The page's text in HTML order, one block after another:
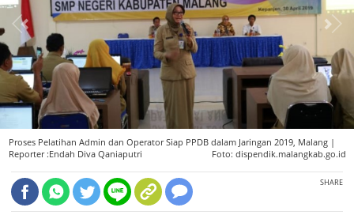
Proses Pelatihan Admin dan Operator Siap PPDB dalam Jaringan 2019, Malang |
Reporter :Endah Diva Qaniaputri
Foto: dispendik.malangkab.go.id
SHARE